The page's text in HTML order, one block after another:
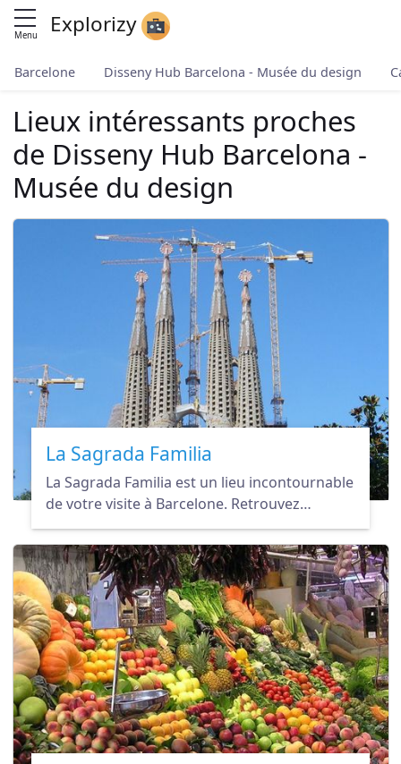
Menu Explorizy
Barcelone Disseny Hub Barcelona - Musée du design
Lieux intéressants proches
de Disseny Hub Barcelona -
Musée du design
La Sagrada Familia
La Sagrada Familia est un lieu incontournable
de votre visite à Barcelone. Retrouvez
l'inspiration de Gaudí en vous rendant dans
l'une de ses plus belles œuvres
architecturales.